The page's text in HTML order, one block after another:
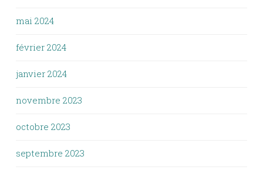
mai 2024
février 2024
janvier 2024
novembre 2023
octobre 2023
septembre 2023